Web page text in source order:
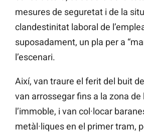
mesures de seguretat i de la
clandestinitat laboral de
suposadament, un pla per a
l’escenari.
Així, van traure el ferit del buit
van arrossegar fins a la zona de
l’immoble, i van col·locar
metàl·liques en el primer tram,